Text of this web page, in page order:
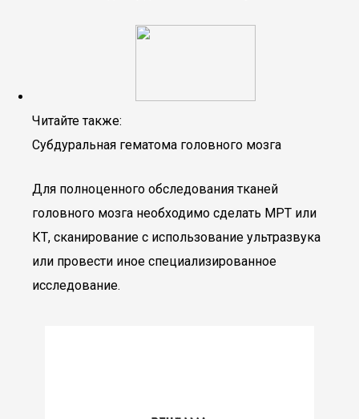
Читайте также:
Субдуральная гематома головного мозга
Для полноценного обследования тканей
головного мозга необходимо сделать МРТ или
КТ, сканирование с использование ультразвука
или провести иное специализированное
исследование.